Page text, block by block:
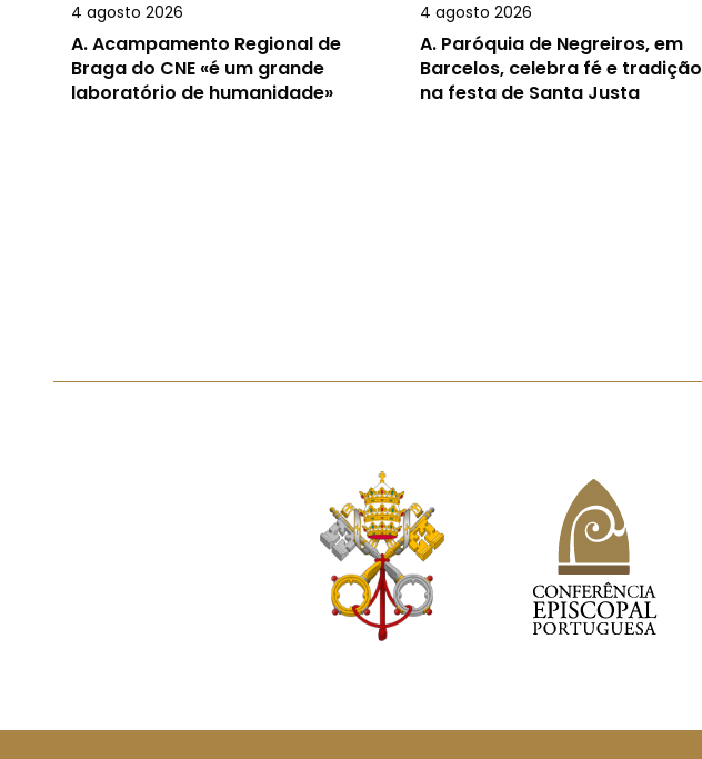
4 agosto 2026
A.Acampamento Regional de
Braga do CNE «é um grande
laboratório de humanidade»
4 agosto 2026
A. Paróquia de Negreiros, em
Barcelos, celebra fé e tradição
na festa de Santa Justa